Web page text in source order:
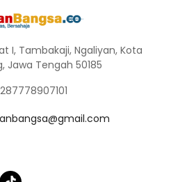
I, Tambakaji, Ngaliyan, Kota
Jawa Tengah 50185